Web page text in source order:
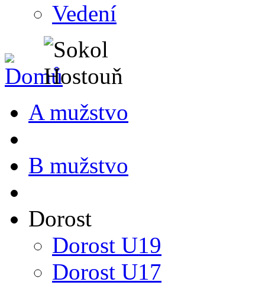
Vedení
A mužstvo
B mužstvo
Dorost
Dorost U19
Dorost U17